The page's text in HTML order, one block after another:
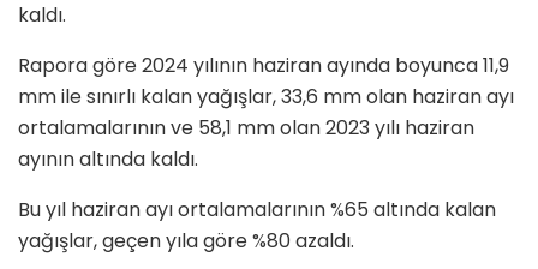
kaldı.
Rapora göre 2024 yılının haziran ayında boyunca 11,9
mm ile sınırlı kalan yağışlar, 33,6 mm olan haziran ayı
ortalamalarının ve 58,1 mm olan 2023 yılı haziran
ayının altında kaldı.
Bu yıl haziran ayı ortalamalarının %65 altında kalan
yağışlar, geçen yıla göre %80 azaldı.